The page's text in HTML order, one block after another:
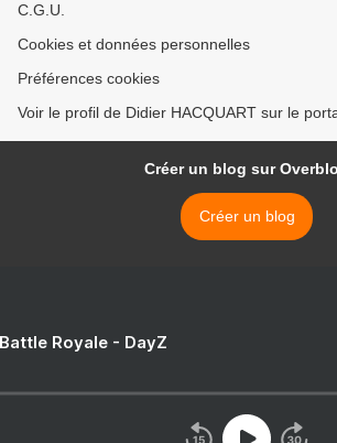
C.G.U.
Cookies et données personnelles
Préférences cookies
Voir le profil de Didier HACQUART sur le
Créer un blog sur
Créer un blog
Royale - DayZ